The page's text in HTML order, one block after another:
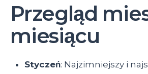
Przegląd
miesiącu
Styczeń: Najzimniejszy i